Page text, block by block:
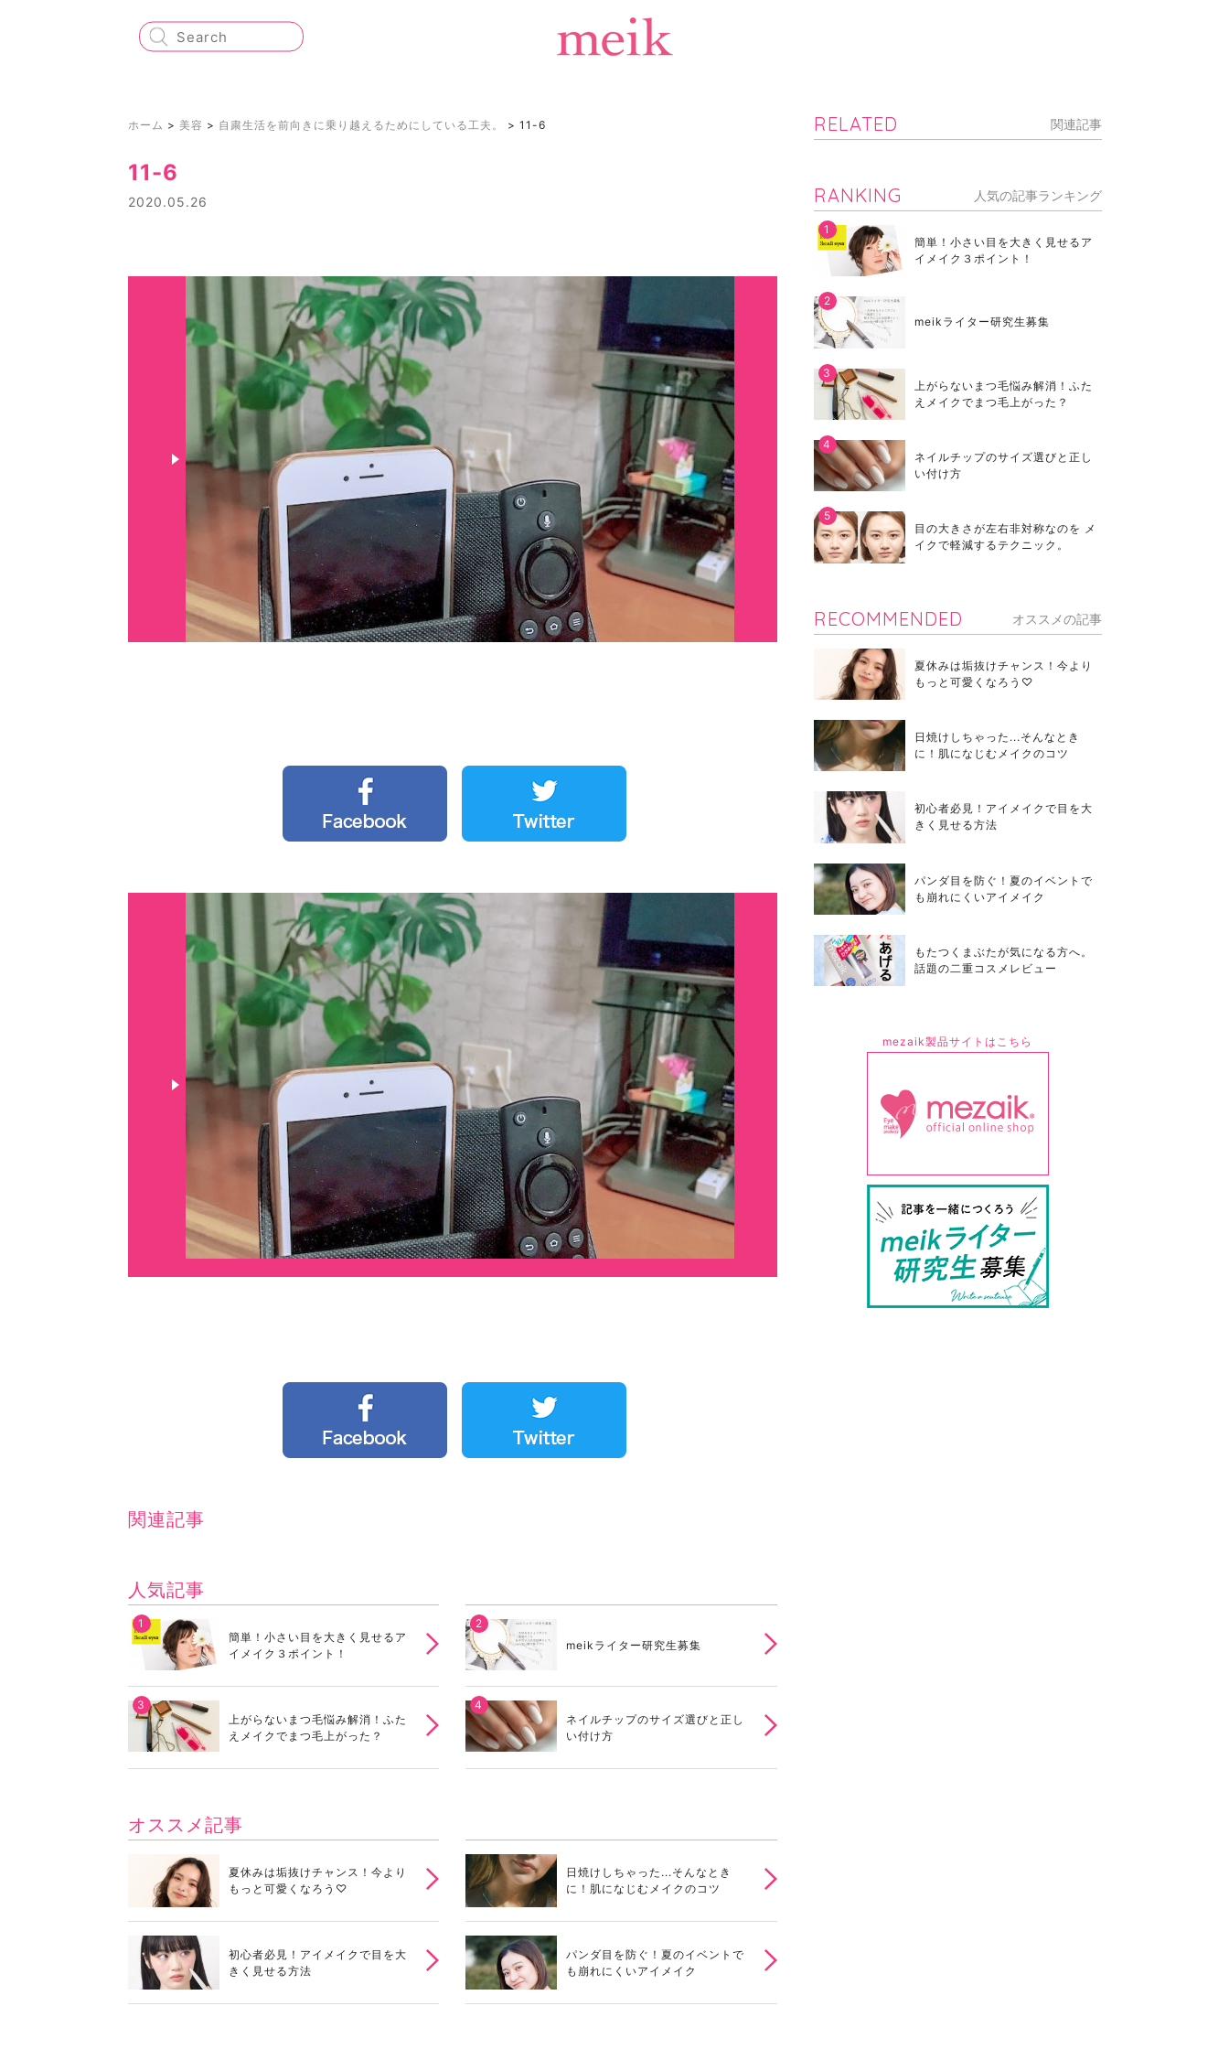
ホーム > 美容 > 自粛生活を前向きに乗り越えるためにしている工夫。 > 11-6
11-6
2020.05.26
関連記事
人気記事
簡単！小さい目を大きく見せるア
イメイク３ポイント！
meikライター研究生募集
上がらないまつ毛悩み解消！ふた
えメイクでまつ毛上がった？
ネイルチップのサイズ選びと正し
い付け方
オススメ記事
夏休みは垢抜けチャンス！今より
もっと可愛くなろう♡
日焼けしちゃった...そんなとき
に！肌になじむメイクのコツ
初心者必見！アイメイクで目を大
きく見せる方法
パンダ目を防ぐ！夏のイベントで
も崩れにくいアイメイク
RELATED 関連記事
RANKING 人気の記事ランキング
簡単！小さい目を大きく見せるア
イメイク３ポイント！
meikライター研究生募集
上がらないまつ毛悩み解消！ふた
えメイクでまつ毛上がった？
ネイルチップのサイズ選びと正し
い付け方
目の大きさが左右非対称なのを メ
イクで軽減するテクニック。
RECOMMENDED オススメの記事
夏休みは垢抜けチャンス！今より
もっと可愛くなろう♡
日焼けしちゃった...そんなとき
に！肌になじむメイクのコツ
初心者必見！アイメイクで目を大
きく見せる方法
パンダ目を防ぐ！夏のイベントで
も崩れにくいアイメイク
もたつくまぶたが気になる方へ。
話題の二重コスメレビュー
mezaik製品サイトはこちら